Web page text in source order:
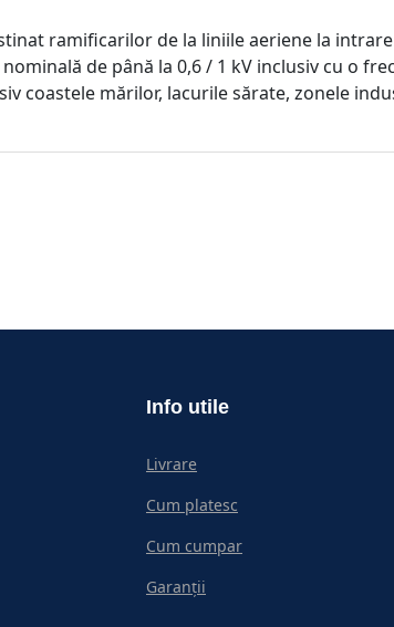
ramificarilor de la liniile aeriene la
de până la 0,6 / 1 kV inclusiv cu o
coastele mărilor, lacurile sărate, zonele
Info utile
Livrare
Cum platesc
Cum cumpar
Garanții